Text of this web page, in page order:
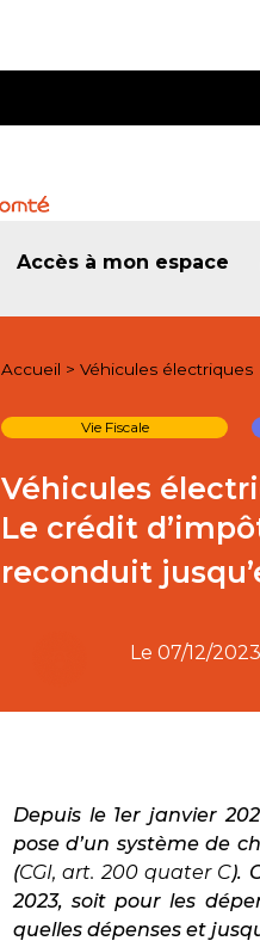
Accès à mon espace
Accueil > Véhicules électriques
Vie Fiscale
Véhicules
Le crédit
reconduit
Le 07/12/2023
Depuis le 1er janvier
pose d’un système de
(CGI, art. 200 quater C).
2023, soit pour les
quelles dépenses et